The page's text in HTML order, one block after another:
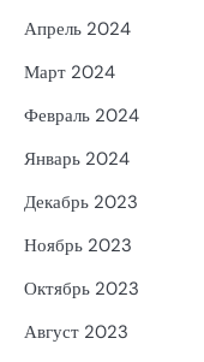
Апрель 2024
Март 2024
Февраль 2024
Январь 2024
Декабрь 2023
Ноябрь 2023
Октябрь 2023
Август 2023